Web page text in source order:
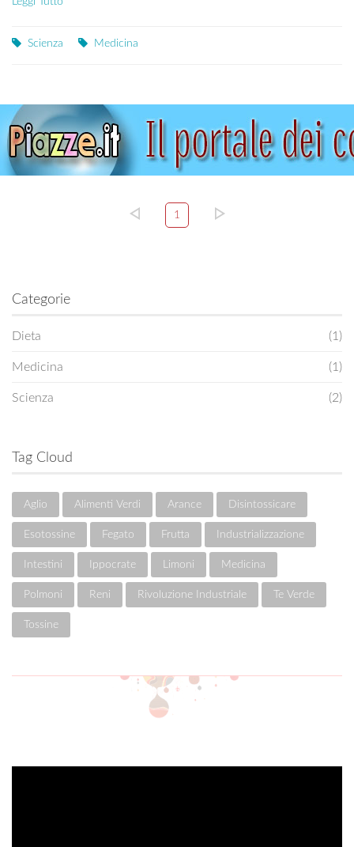
Scienza Medicina
1
Categorie
Dieta (1)
Medicina (1)
Scienza (2)
Tag Cloud
Aglio Alimenti Verdi Arance Disintossicare
Esotossine Fegato Frutta Industrializzazione
Intestini Ippocrate Limoni Medicina
Polmoni Reni Rivoluzione Industriale Te Verde
Tossine